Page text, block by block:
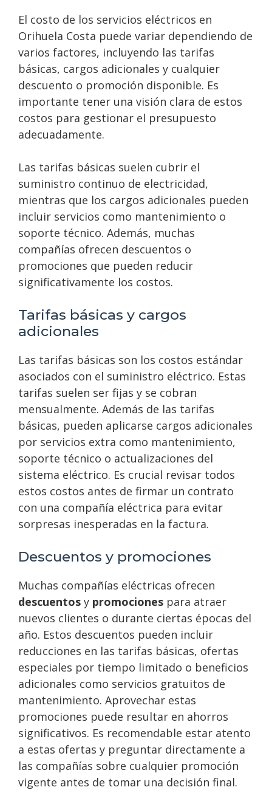
El costo de los servicios eléctricos en
Orihuela Costa puede variar dependiendo de
varios factores, incluyendo las tarifas
básicas, cargos adicionales y cualquier
descuento o promoción disponible. Es
importante tener una visión clara de estos
costos para gestionar el presupuesto
adecuadamente.
Las tarifas básicas suelen cubrir el
suministro continuo de electricidad,
mientras que los cargos adicionales pueden
incluir servicios como mantenimiento o
soporte técnico. Además, muchas
compañías ofrecen descuentos o
promociones que pueden reducir
significativamente los costos.
Tarifas básicas y cargos
adicionales
Las tarifas básicas son los costos estándar
asociados con el suministro eléctrico. Estas
tarifas suelen ser fijas y se cobran
mensualmente. Además de las tarifas
básicas, pueden aplicarse cargos adicionales
por servicios extra como mantenimiento,
soporte técnico o actualizaciones del
sistema eléctrico. Es crucial revisar todos
estos costos antes de firmar un contrato
con una compañía eléctrica para evitar
sorpresas inesperadas en la factura.
Descuentos y promociones
Muchas compañías eléctricas ofrecen
descuentos y promociones para atraer
nuevos clientes o durante ciertas épocas del
año. Estos descuentos pueden incluir
reducciones en las tarifas básicas, ofertas
especiales por tiempo limitado o beneficios
adicionales como servicios gratuitos de
mantenimiento. Aprovechar estas
promociones puede resultar en ahorros
significativos. Es recomendable estar atento
a estas ofertas y preguntar directamente a
las compañías sobre cualquier promoción
vigente antes de tomar una decisión final.